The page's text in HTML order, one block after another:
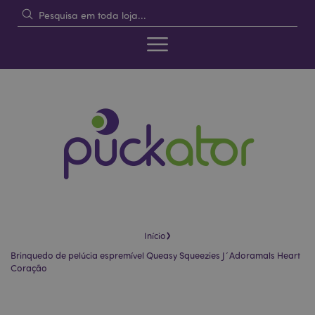
Início›
Brinquedo de pelúcia espremível Queasy Squeezies J´Adoramals Heart
Coração